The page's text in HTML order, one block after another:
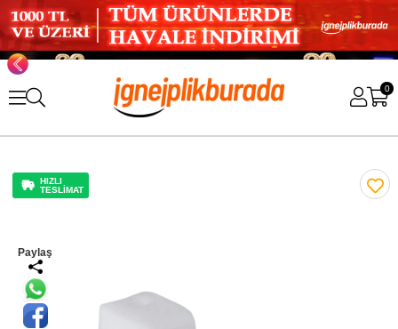
0
HIZLI
TESLİMAT
Paylaş